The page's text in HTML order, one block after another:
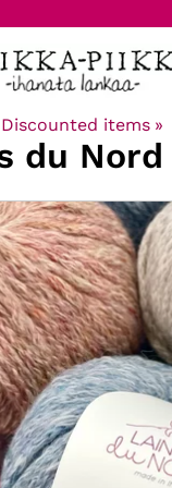
Discounted items ‪»
du Nord